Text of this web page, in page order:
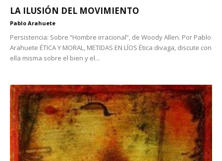
LA ILUSIÓN DEL MOVIMIENTO
Pablo Arahuete
Persistencia: Sobre “Hombre irracional”, de Woody Allen. Por Pablo
Arahuete ÉTICA Y MORAL, METIDAS EN LÍOS Ética divaga, discute con
ella misma sobre el bien y el...